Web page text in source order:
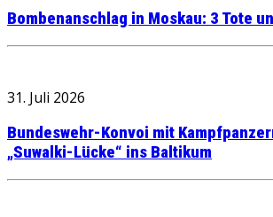
Bombenanschlag in Moskau: 3 Tote
31. Juli 2026
Bundeswehr-Konvoi mit
„Suwalki-Lücke“ ins Baltikum